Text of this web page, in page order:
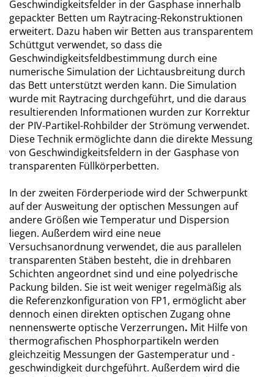
Geschwindigkeitsfelder in der Gasphase innerhalb
gepackter Betten um Raytracing-Rekonstruktionen
erweitert. Dazu haben wir Betten aus transparentem
Schüttgut verwendet, so dass die
Geschwindigkeitsfeldbestimmung durch eine
numerische Simulation der Lichtausbreitung durch
das Bett unterstützt werden kann. Die Simulation
wurde mit Raytracing durchgeführt, und die daraus
resultierenden Informationen wurden zur Korrektur
der PIV-Partikel-Rohbilder der Strömung verwendet.
Diese Technik ermöglichte dann die direkte Messung
von Geschwindigkeitsfeldern in der Gasphase von
transparenten Füllkörperbetten.
In der zweiten Förderperiode wird der Schwerpunkt
auf der Ausweitung der optischen Messungen auf
andere Größen wie Temperatur und Dispersion
liegen. Außerdem wird eine neue
Versuchsanordnung verwendet, die aus parallelen
transparenten Stäben besteht, die in drehbaren
Schichten angeordnet sind und eine polyedrische
Packung bilden. Sie ist weit weniger regelmäßig als
die Referenzkonfiguration von FP1, ermöglicht aber
dennoch einen direkten optischen Zugang ohne
nennenswerte optische Verzerrungen. Mit Hilfe von
thermografischen Phosphorpartikeln werden
gleichzeitig Messungen der Gastemperatur und -
geschwindigkeit durchgeführt. Außerdem wird die